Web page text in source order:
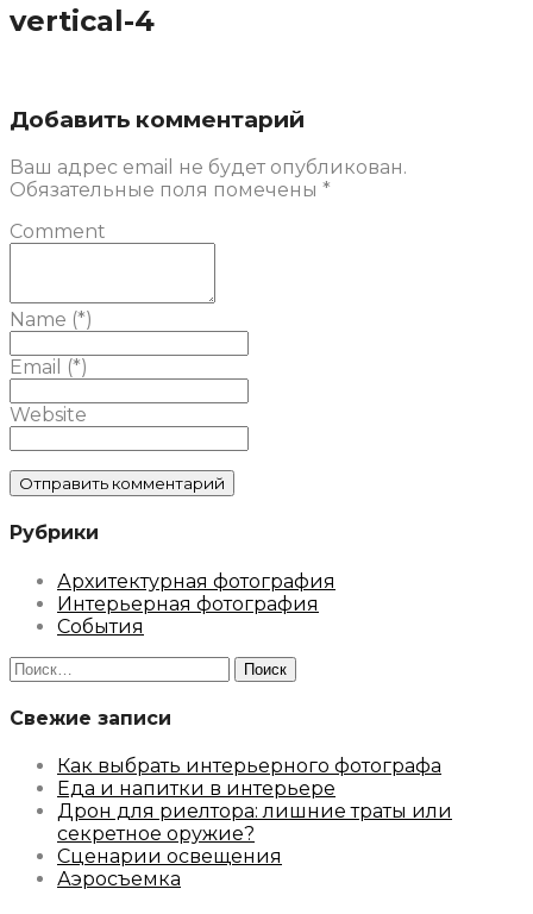
vertical-4
Добавить комментарий
Ваш адрес email не будет опубликован.
Обязательные поля помечены *
Comment
Name (*)
Email (*)
Website
Рубрики
Архитектурная фотография
Интерьерная фотография
События
Найти:
Свежие записи
Как выбрать интерьерного фотографа
Еда и напитки в интерьере
Дрон для риелтора: лишние траты или
секретное оружие?
Сценарии освещения
Аэросъемка